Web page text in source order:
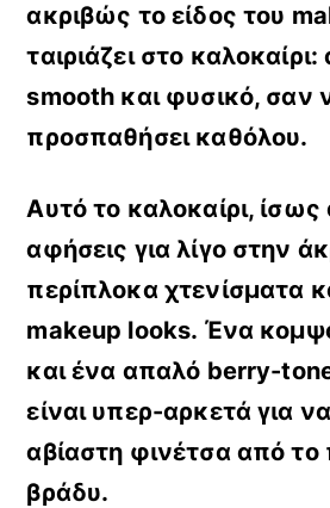
ακριβώς το είδος του
ταιριάζει στο
smooth και φυσικό, σαν
προσπαθήσει καθόλου.
Αυτό το καλοκαίρι, ίσως
αφήσεις για λίγο στην
περίπλοκα χτενίσματα
makeup looks. Ένα
και ένα απαλό berry-
είναι υπερ-αρκετά για
αβίαστη φινέτσα από το
βράδυ.